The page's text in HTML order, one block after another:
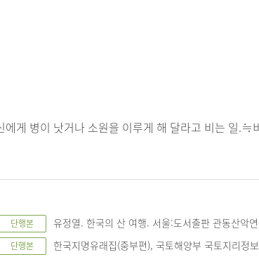
에게 병이 낫거나 소원을 이루게 해 달라고 비는 일.≒
단행본 유정열. 한국의 산 여행. 서울:도서출판 관동산악
단행본 한국지명유래집(중부편), 국토해양부 국토지리정